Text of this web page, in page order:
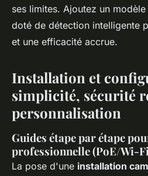
ses limites. Ajoutez un
doté de détection intelligente
et une efficacité accrue.
Installation et
simplicité, sécurité
personnalisation
Guides étape par étape
professionnelle (PoE/Wi-
La pose d'une installation